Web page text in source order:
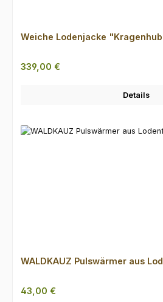
Weiche Lodenjacke
Regulärer Preis:
339,00 €
Details
WALDKAUZ Pulswärmer aus
Regulärer Preis:
43,00 €